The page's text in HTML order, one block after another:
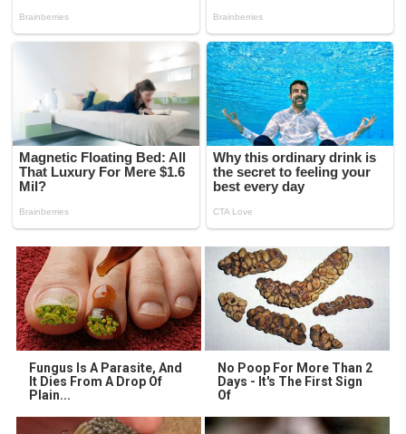
Fungus Is A Parasite, And
It Dies From A Drop Of
Plain...
No Poop For More Than 2
Days - It's The First Sign
Of